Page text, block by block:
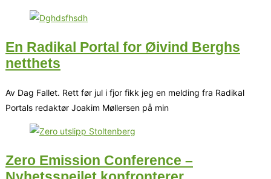
En Radikal Portal for Øivind Berghs
netthets
Av Dag Fallet. Rett før jul i fjor fikk jeg en melding fra Radikal
Portals redaktør Joakim Møllersen på min
Zero Emission Conference –